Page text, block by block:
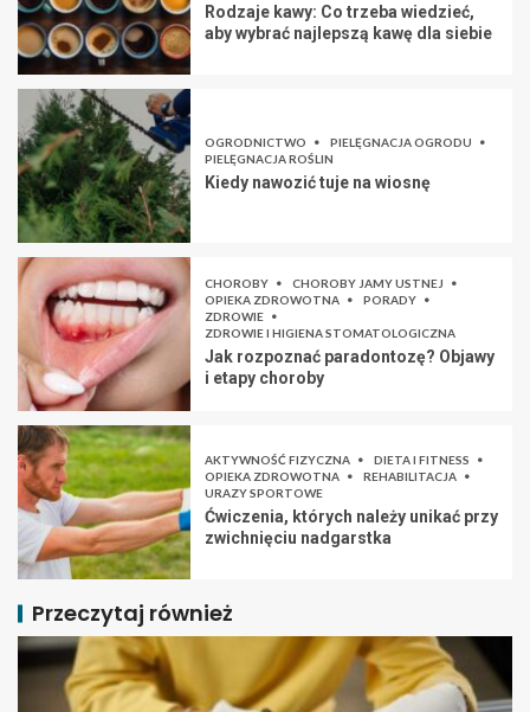
Rodzaje kawy: Co trzeba wiedzieć,
aby wybrać najlepszą kawę dla siebie
OGRODNICTWO
PIELĘGNACJA OGRODU
PIELĘGNACJA ROŚLIN
Kiedy nawozić tuje na wiosnę
CHOROBY
CHOROBY JAMY USTNEJ
OPIEKA ZDROWOTNA
PORADY
ZDROWIE
ZDROWIE I HIGIENA STOMATOLOGICZNA
Jak rozpoznać paradontozę? Objawy
i etapy choroby
AKTYWNOŚĆ FIZYCZNA
DIETA I FITNESS
OPIEKA ZDROWOTNA
REHABILITACJA
URAZY SPORTOWE
Ćwiczenia, których należy unikać przy
zwichnięciu nadgarstka
Przeczytaj również